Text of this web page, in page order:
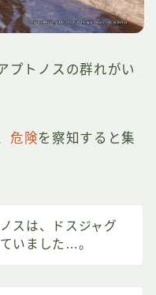
プトノスの群れがい
危険を察知すると集
スは、ドスジャグ
いました…。